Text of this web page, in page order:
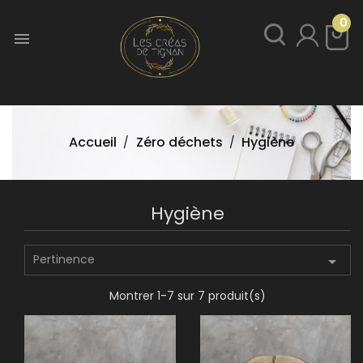

0
Accueil Zéro déchets Hygiène
Hygiène
Pertinence 
Montrer 1-7 sur 7 produit(s)